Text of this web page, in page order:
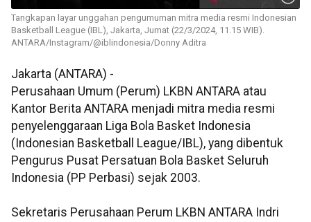
Tangkapan layar unggahan pengumuman mitra media resmi Indonesian
Basketball League (IBL), Jakarta, Jumat (22/3/2024, 11.15 WIB).
ANTARA/Instagram/@iblindonesia/Donny Aditra
Jakarta (ANTARA) -
Perusahaan Umum (Perum) LKBN ANTARA atau
Kantor Berita ANTARA menjadi mitra media resmi
penyelenggaraan Liga Bola Basket Indonesia
(Indonesian Basketball League/IBL), yang dibentuk
Pengurus Pusat Persatuan Bola Basket Seluruh
Indonesia (PP Perbasi) sejak 2003.
Sekretaris Perusahaan Perum LKBN ANTARA Indri